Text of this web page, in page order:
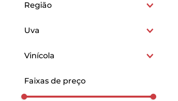
Região
Uva
Vinícola
Faixas de preço